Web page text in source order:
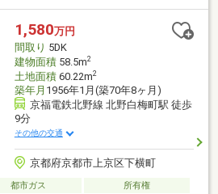
1,580万円
間取り 5DK
建物面積58.5m2
土地面積60.22m2
築年月 1956年1月(築70年8ヶ月)
京福電鉄北野線 北野白梅町駅 徒歩
9分
その他の交通
京都府京都市上京区下横町
都市ガス
所有権